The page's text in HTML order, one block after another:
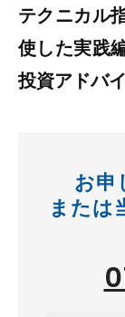
テクニカル
使した実践
投資アドバ
お申
または